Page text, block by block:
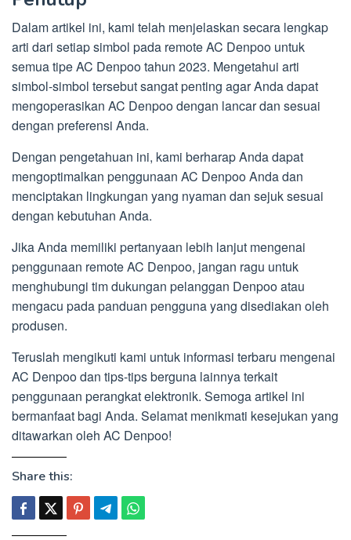
Dalam artikel ini, kami telah menjelaskan secara lengkap
arti dari setiap simbol pada remote AC Denpoo untuk
semua tipe AC Denpoo tahun 2023. Mengetahui arti
simbol-simbol tersebut sangat penting agar Anda dapat
mengoperasikan AC Denpoo dengan lancar dan sesuai
dengan preferensi Anda.
Dengan pengetahuan ini, kami berharap Anda dapat
mengoptimalkan penggunaan AC Denpoo Anda dan
menciptakan lingkungan yang nyaman dan sejuk sesuai
dengan kebutuhan Anda.
Jika Anda memiliki pertanyaan lebih lanjut mengenai
penggunaan remote AC Denpoo, jangan ragu untuk
menghubungi tim dukungan pelanggan Denpoo atau
mengacu pada panduan pengguna yang disediakan oleh
produsen.
Teruslah mengikuti kami untuk informasi terbaru mengenai
AC Denpoo dan tips-tips berguna lainnya terkait
penggunaan perangkat elektronik. Semoga artikel ini
bermanfaat bagi Anda. Selamat menikmati kesejukan yang
ditawarkan oleh AC Denpoo!
Share this: